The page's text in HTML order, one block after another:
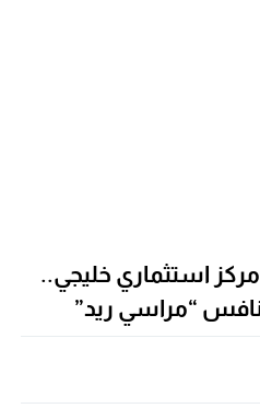
مركز استثماري خليجي..
“مراسي ريد”